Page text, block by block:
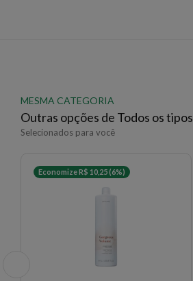
MESMA CATEGORIA
Outras opções de Todos os tipos
Selecionados para você
Economize R$ 10,25 (6%)